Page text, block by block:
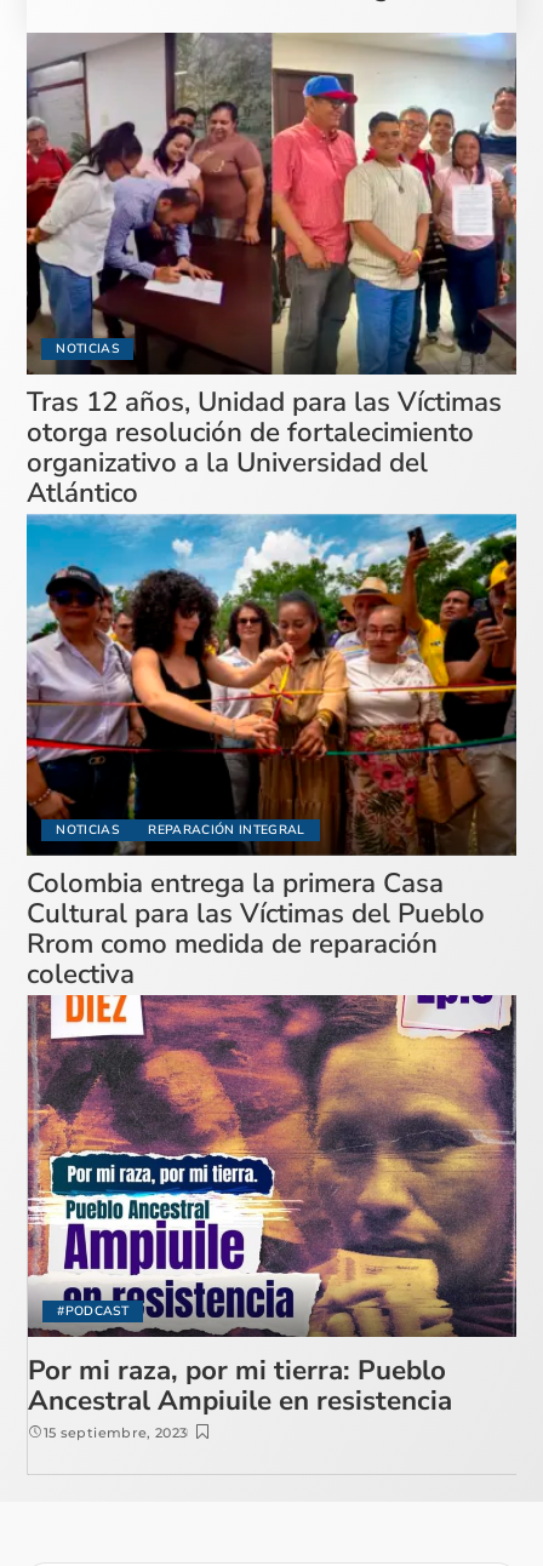
NOTICIAS
Tras 12 años, Unidad para las Víctimas
otorga resolución de fortalecimiento
organizativo a la Universidad del
Atlántico
NOTICIAS REPARACIÓN INTEGRAL
Colombia entrega la primera Casa
Cultural para las Víctimas del Pueblo
Rrom como medida de reparación
colectiva
#PODCAST
Por mi raza, por mi tierra: Pueblo
Ancestral Ampiuile en resistencia
15 septiembre, 2023